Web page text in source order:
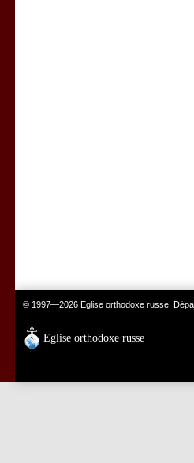
© 1997—2026 Eglise orthodoxe russe.
Eglise orthodoxe russe